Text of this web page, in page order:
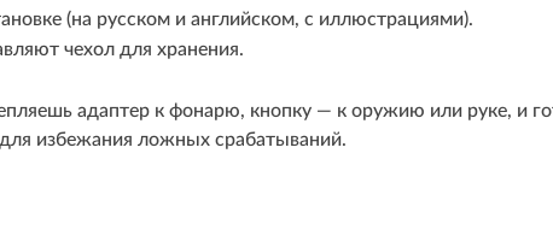
(на русском и английском, с иллюстрациями).
чехол для хранения.
адаптер к фонарю, кнопку — к оружию или руке, и
избежания ложных срабатываний.